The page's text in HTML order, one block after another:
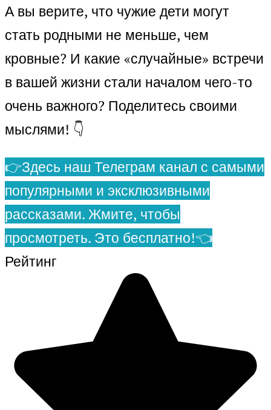
А вы верите, что чужие дети могут
стать родными не меньше, чем
кровные? И какие «случайные» встречи
в вашей жизни стали началом чего-то
очень важного? Поделитесь своими
мыслями! 👇
👉Здесь наш Телеграм канал с самыми
популярными и эксклюзивными
рассказами. Жмите, чтобы
просмотреть. Это бесплатно!👈
Рейтинг